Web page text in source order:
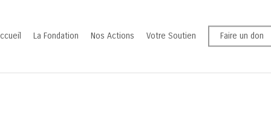
La Fondation Nos Actions Votre Soutien Faire un don